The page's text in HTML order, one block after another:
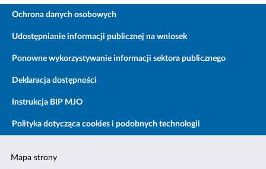
Ochrona danych osobowych
Udostępnianie informacji publicznej na wniosek
Ponowne wykorzystywanie informacji sektora publicznego
Deklaracja dostępności
Instrukcja BIP MJO
Polityka dotycząca cookies i podobnych technologii
Mapa strony